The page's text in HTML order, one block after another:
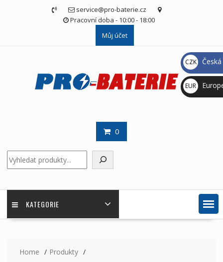
service@pro-baterie.cz
Pracovní doba - 10:00 - 18:00
Můj účet
0
KATEGORIE
Home
Produkty
CZK
Kč
EUR
€